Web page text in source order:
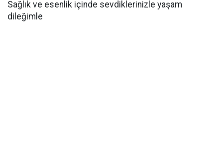
Sağlık ve esenlik içinde sevdiklerinizle yaşam
dileğimle